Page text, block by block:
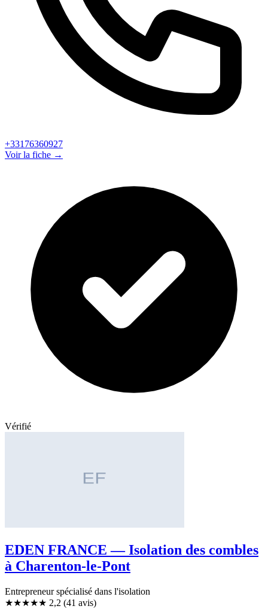
+33176360927
Voir la fiche →
Vérifié
EDEN FRANCE — Isolation des combles
à Charenton-le-Pont
Entrepreneur spécialisé dans l'isolation
★★★★★ 2,2 (41 avis)